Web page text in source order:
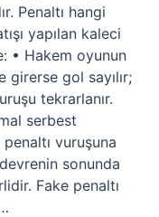
Penaltı hangi
yapılan kaleci
• Hakem oyunun
girerse gol sayılır;
tekrarlanır.
serbest
vuruşuna
sonunda
Fake penaltı